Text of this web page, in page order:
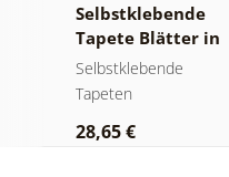
Selbstklebende
Tapete Blätter in
Pastelltönen
Selbstklebende
Tapeten
28,65 €